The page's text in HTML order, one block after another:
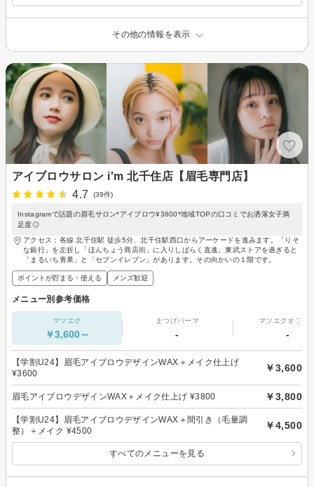
その他の情報を表示
アイブロウサロン i'm 北千住店【眉毛専門店】
4.7
(39件)
Instagramで話題の眉毛サロン*アイブロウ¥3800*地域TOPの口コミでお洒落女子満
足度◎
アクセス：各線 北千住駅 徒歩5分、北千住駅西口からアーケードを進みます。「りそ
な銀行」を左折し「ほんちょう商店街」に入りしばらく直進。東武ストアを過ぎると
「まるいち青果」と「セブンイレブン」があります。その向かいの１階です。
ポイントが貯まる・使える メンズ歓迎
メニュー別参考価格
マツエク
￥3,600～
まつげパーマ
-
マツエクオフの
-
【学割U24】眉毛アイブロウデザインWAX＋メイク仕上げ
¥3600
￥3,600
眉毛アイブロウデザインWAX＋メイク仕上げ ¥3800 ￥3,800
【学割U24】眉毛アイブロウデザインWAX＋間引き（毛量調
整）＋メイク ¥4500
￥4,500
すべてのメニューを見る